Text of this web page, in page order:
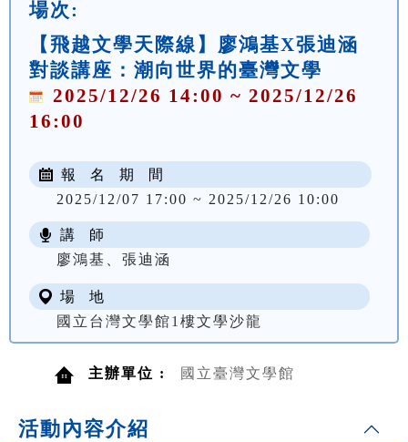
場次:
【飛越文學天際線】廖鴻基X張迪涵
對談講座：潮向世界的臺灣文學
2025/12/26 14:00 ~ 2025/12/26
16:00
報 名 期 間
2025/12/07 17:00 ~ 2025/12/26 10:00
講 師
廖鴻基、張迪涵
場 地
國立台灣文學館1樓文學沙龍
主辦單位 : 國立臺灣文學館
活動內容介紹